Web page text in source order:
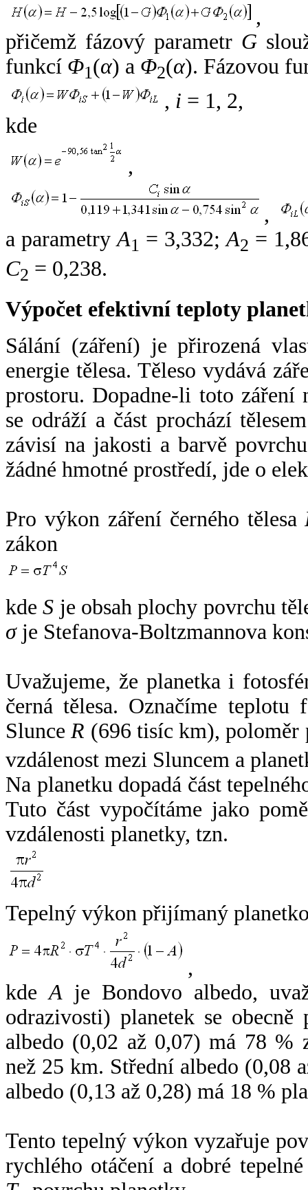
,
přičemž fázový parametr G
funkcí Φ1(α) a Φ2(α). Fázovou
, i = 1, 2,
kde
,
,
a parametryA1 = 3,332;A2 =
C2 = 0,238.
Výpočet efektivní teploty
Sálání (záření) je přirozená
energie tělesa. Těleso vydává
prostoru. Dopadne-li toto záření
se odráží a část prochází
závisí na jakosti a barvě
žádné hmotné prostředí, jde o
Pro výkon záření černého tělesa
zákon
kdeS je obsah plochy povrchu
σje Stefanova-Boltzmannova
Uvažujeme, že planetka i
černá tělesa. Označíme
SlunceR (696 tisíc km),
vzdálenost mezi Sluncem a
Na planetku dopadá část
Tuto část vypočítáme jako
vzdálenosti planetky, tzn.
Tepelný výkon přijímaný
,
kdeA je Bondovo albedo,
odrazivosti) planetek se
albedo (0,02 až 0,07) má 78 %
než 25 km. Střední albedo (0,08
albedo (0,13 až 0,28) má 18 %
Tento tepelný výkon vyzařuje
rychlého otáčení a dobré